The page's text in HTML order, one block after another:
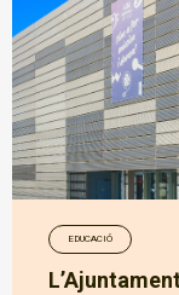
EDUCACIÓ